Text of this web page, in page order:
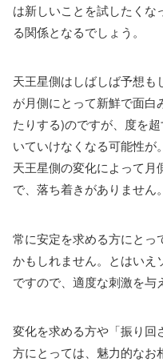
は新しいことを試したくな
る関係となるでしょう。
天王星側はしばしば予想
が月側にとって新鮮で面白
たりする)のですが、度を
いていけなくなる可能性が。
天王星側の変化によって
で、落ち着きがありません
常に安定を求める方にとっ
かもしれません。とはいえ
ですので、適度な刺激を与
変化を求める方や「振り回
方にとっては、魅力的なお